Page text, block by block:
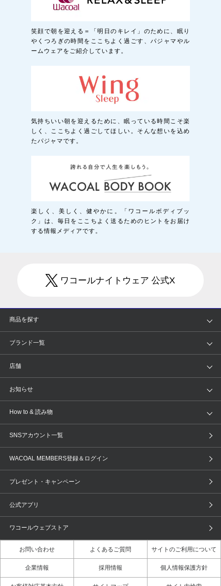
笑顔で朝を迎える＝「明日のキレイ」のために、眠り
やくつろぎの時間をここちよく過ごす、パジャマやル
ームウェアをご紹介しています。
気持ちいい朝を迎えるために、眠っている時間こそ楽
しく、ここちよく過ごしてほしい。そんな想いを込め
たパジャマです。
楽しく、美しく、健やかに。「ワコールボディブッ
ク」は、毎日をここちよく送るためのヒントをお届け
する情報メディアです。
ワコールナイトウェア 公式X
商品を探す
アイテム
トピックス
ブランド一覧
WACOAL
AMPHI une nana cool
OUR WACOAL
WACOAL Remamma
Licensed Brands
店舗
店舗を探す
ブラ無料診断
3Dボディスキャン
お知らせ
新着情報
商品回収
ニュース＆トピックス
How to & 読み物
下着の基礎知識
ブラパン ワコールスタイル
大人の工場見学inベトナム 人間科学研究開発センター見学
店舗体験記（マンガ）
ワコールカルネアプリ使い方ガイ
3Dボディスキャン体験（マンガ）
SNSアカウント一覧
WACOAL MEMBERS登録＆ログイン
プレゼント・キャンペーン
公式アプリ
ワコールウェブストア
お問い合わせ よくあるご質問 サイトのご利用について
企業情報 採用情報 個人情報保護方針